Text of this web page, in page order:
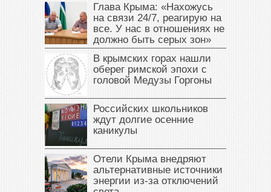
Глава Крыма: «Нахожусь
на связи 24/7, реагирую на
все. У нас в отношениях не
должно быть серых зон»
В крымских горах нашли
оберег римской эпохи с
головой Медузы Горгоны
Российских школьников
ждут долгие осенние
каникулы
Отели Крыма внедряют
альтернативные источники
энергии из-за отключений